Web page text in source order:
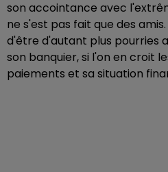
son accointance avec
ne s'est pas fait que des
d'être d'autant plus pourries
son banquier, si l'on en croit
paiements et sa situation